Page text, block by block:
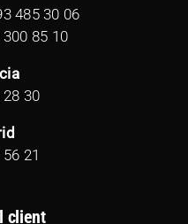
485 30 06
300 85 10
28 30
21
client